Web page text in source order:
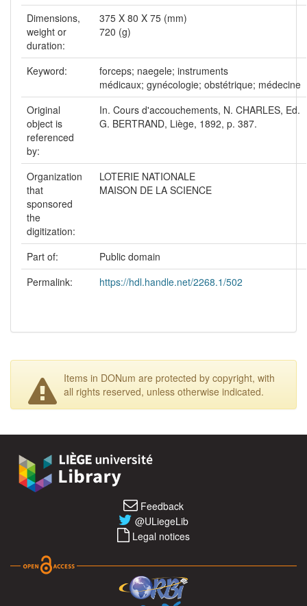
Dimensions,
weight or
duration:
375 X 80 X 75 (mm)
720 (g)
Keyword:
forceps; naegele; instruments
médicaux; gynécologie; obstétrique; médecine
Original
object is
referenced
by:
In. Cours d'accouchements, N. CHARLES, Ed.
G. BERTRAND, Liège, 1892, p. 387.
Organization
that
sponsored
the
digitization:
LOTERIE NATIONALE
MAISON DE LA SCIENCE
Part of:
Public domain
Permalink:
https://hdl.handle.net/2268.1/502
Items in DONum are protected by copyright, with
all rights reserved, unless otherwise indicated.
Feedback
@ULiegeLib
Legal notices